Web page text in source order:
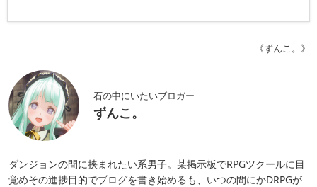
《ずんこ。》
石の中にいたいブロガー
ずんこ。
ダンジョンの間に挟まれたい系男子。某掲示板でRPGツクールに目
覚めその進捗目的でブログを書き始めるも、いつの間にかDRPGが